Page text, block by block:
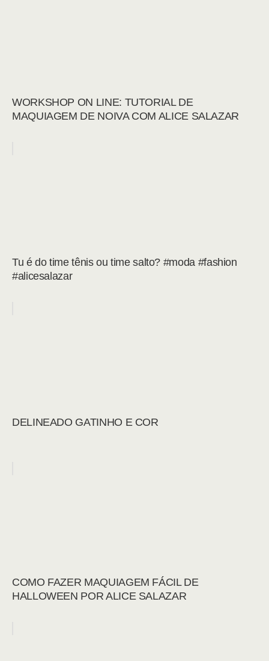
WORKSHOP ON LINE: TUTORIAL DE
MAQUIAGEM DE NOIVA COM ALICE SALAZAR
Tu é do time tênis ou time salto? #moda #fashion
#alicesalazar
DELINEADO GATINHO E COR
COMO FAZER MAQUIAGEM FÁCIL DE
HALLOWEEN POR ALICE SALAZAR